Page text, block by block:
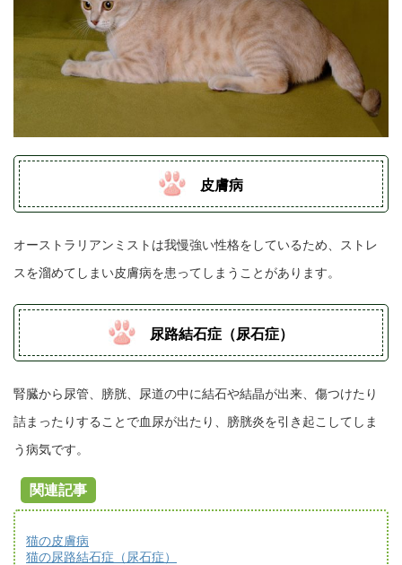
皮膚病
オーストラリアンミストは我慢強い性格をしているため、ストレ
スを溜めてしまい皮膚病を患ってしまうことがあります。
尿路結石症（尿石症）
腎臓から尿管、膀胱、尿道の中に結石や結晶が出来、傷つけたり
詰まったりすることで血尿が出たり、膀胱炎を引き起こしてしま
う病気です。
関連記事
猫の皮膚病
猫の尿路結石症（尿石症）